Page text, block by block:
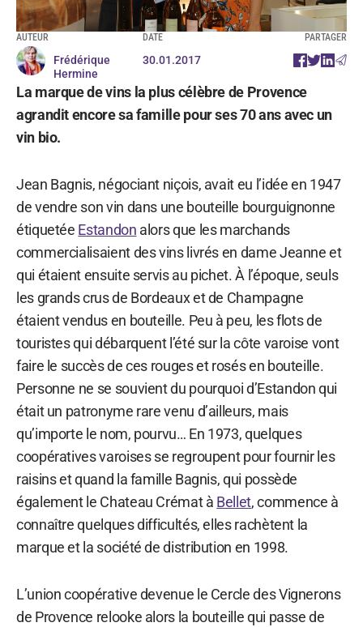
AUTEUR
Frédérique
Hermine
DATE
30.01.2017
PARTAGER
La marque de vins la plus célèbre de Provence
agrandit encore sa famille pour ses 70 ans avec un
vin bio.
Jean Bagnis, négociant niçois, avait eu l’idée en 1947
de vendre son vin dans une bouteille bourguignonne
étiquetée Estandon alors que les marchands
commercialisaient des vins livrés en dame Jeanne et
qui étaient ensuite servis au pichet. À l’époque, seuls
les grands crus de Bordeaux et de Champagne
étaient vendus en bouteille. Peu à peu, les flots de
touristes qui débarquent l’été sur la côte varoise vont
faire le succès de ces rouges et rosés en bouteille.
Personne ne se souvient du pourquoi d’Estandon qui
était un patronyme rare venu d’ailleurs, mais
qu’importe le nom, pourvu… En 1973, quelques
coopératives varoises se regroupent pour fournir les
raisins et quand la famille Bagnis, qui possède
également le Chateau Crémat à Bellet, commence à
connaître quelques difficultés, elles rachètent la
marque et la société de distribution en 1998.
L’union coopérative devenue le Cercle des Vignerons
de Provence relooke alors la bouteille qui passe de